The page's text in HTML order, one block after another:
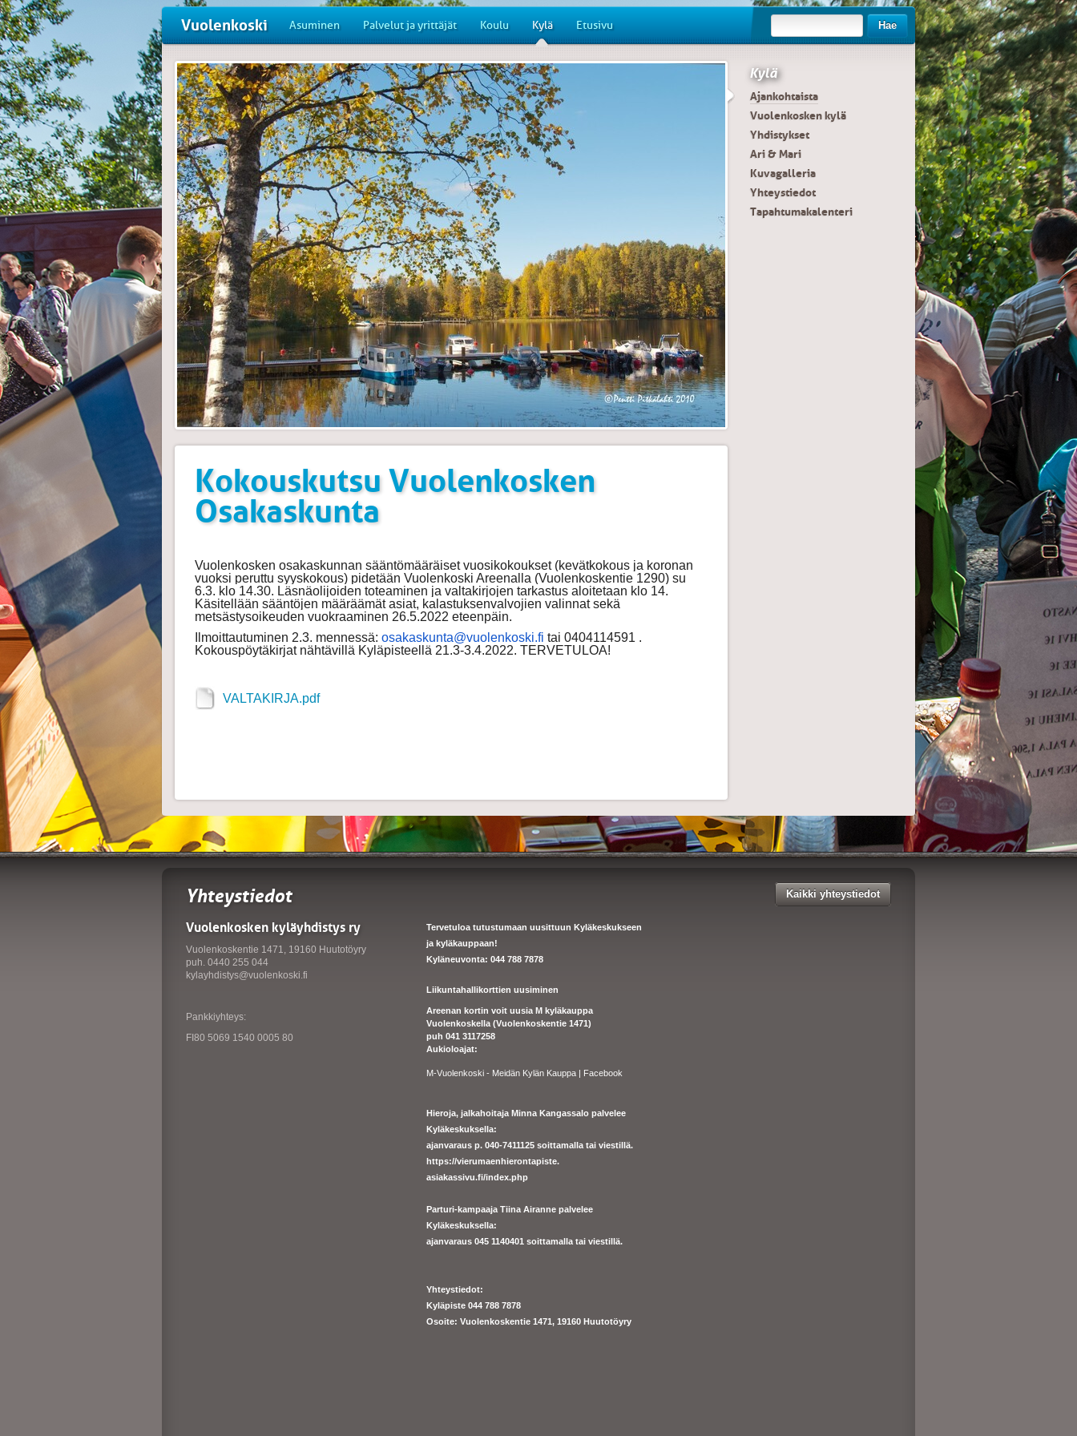
Vuolenkoski Asuminen Palvelut ja yrittäjät Koulu Kylä Etusivu Hae
Kokouskutsu Vuolenkosken
Osakaskunta
Vuolenkosken osakaskunnan sääntömääräiset vuosikokoukset (kevätkokous ja koronan
vuoksi peruttu syyskokous) pidetään Vuolenkoski Areenalla (Vuolenkoskentie 1290) su
6.3. klo 14.30. Läsnäolijoiden toteaminen ja valtakirjojen tarkastus aloitetaan klo 14.
Käsitellään sääntöjen määräämät asiat, kalastuksenvalvojien valinnat sekä
metsästysoikeuden vuokraaminen 26.5.2022 eteenpäin.
Ilmoittautuminen 2.3. mennessä: osakaskunta@vuolenkoski.fi tai 0404114591 .
Kokouspöytäkirjat nähtävillä Kyläpisteellä 21.3-3.4.2022. TERVETULOA!
VALTAKIRJA.pdf
Kylä
Ajankohtaista
Vuolenkosken kylä
Yhdistykset
Ari & Mari
Kuvagalleria
Yhteystiedot
Tapahtumakalenteri
Kaikki yhteystiedot
Yhteystiedot
Vuolenkosken kyläyhdistys ry
Vuolenkoskentie 1471, 19160 Huutotöyry
puh. 0440 255 044
kylayhdistys@vuolenkoski.fi
Pankkiyhteys:
FI80 5069 1540 0005 80
Tervetuloa tutustumaan uusittuun Kyläkeskukseen
ja kyläkauppaan!
Kyläneuvonta: 044 788 7878
Liikuntahallikorttien uusiminen
Areenan kortin voit uusia M kyläkauppa
Vuolenkoskella (Vuolenkoskentie 1471)
puh 041 3117258
Aukioloajat:
M-Vuolenkoski - Meidän Kylän Kauppa | Facebook
Hieroja, jalkahoitaja Minna Kangassalo palvelee
Kyläkeskuksella:
ajanvaraus p. 040-7411125 soittamalla tai viestillä.
https://vierumaenhierontapiste.
asiakassivu.fi/index.php
Parturi-kampaaja Tiina Airanne palvelee
Kyläkeskuksella:
ajanvaraus 045 1140401 soittamalla tai viestillä.
Yhteystiedot:
Kyläpiste 044 788 7878
Osoite: Vuolenkoskentie 1471, 19160 Huutotöyry